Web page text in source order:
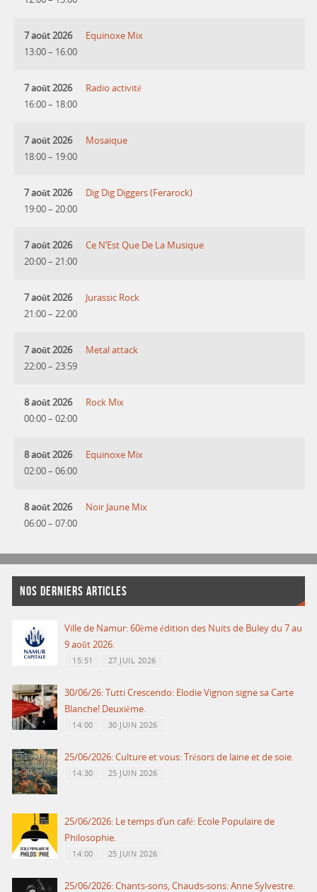
7 août 2026
13:00– 16:00
Equinoxe Mix
7 août 2026
16:00– 18:00
Radio activité
7 août 2026
18:00– 19:00
Mosaique
7 août 2026
19:00– 20:00
Dig Dig Diggers (Ferarock)
7 août 2026
20:00– 21:00
Ce N’Est Que De La Musique
7 août 2026
21:00– 22:00
Jurassic Rock
7 août 2026
22:00– 23:59
Metal attack
8 août 2026
00:00– 02:00
Rock Mix
8 août 2026
02:00– 06:00
Equinoxe Mix
8 août 2026
06:00– 07:00
Noir Jaune Mix
NOS DERNIERS ARTICLES
Ville de Namur: 60ème édition des Nuits de Buley du 7 au
9 août 2026.
15:51 27 JUIL 2026
30/06/26: Tutti Crescendo: Elodie Vignon signe sa Carte
Blanche! Deuxième.
14:00 30 JUIN 2026
25/06/2026: Culture et vous: Trésors de laine et de soie.
14:30 25 JUIN 2026
25/06/2026: Le temps d’un café: Ecole Populaire de
Philosophie.
14:00 25 JUIN 2026
25/06/2026: Chants-sons, Chauds-sons: Anne Sylvestre.